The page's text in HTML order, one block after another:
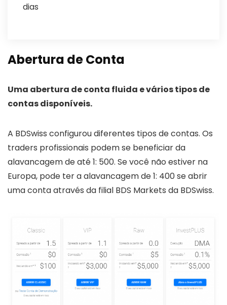
dias
Abertura de Conta
Uma abertura de conta fluida e vários tipos de
contas disponíveis.
A BDSwiss configurou diferentes tipos de contas. Os
traders profissionais podem se beneficiar da
alavancagem de até 1: 500. Se você não estiver na
Europa, pode ter a alavancagem de 1: 400 se abrir
uma conta através da filial BDS Markets da BDSwiss.